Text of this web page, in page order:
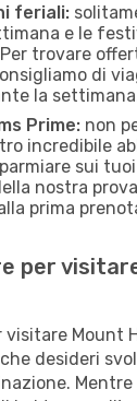
feriali:
e le
trovare
di
la
Prime: non
incredibile
sui
nostra
prima
per
visitare Mount
desideri